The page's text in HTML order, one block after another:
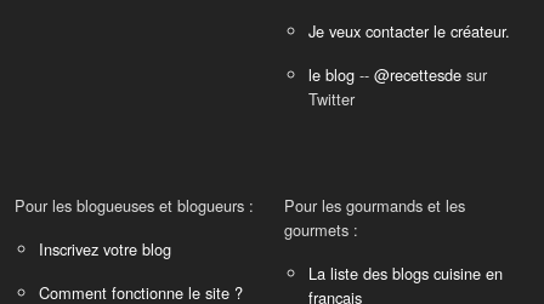
Je veux contacter le créateur.
le blog -- @recettesde sur
Twitter
Pour les blogueuses et blogueurs :
Inscrivez votre blog
Comment fonctionne le site ?
Pour les gourmands et les
gourmets :
La liste des blogs cuisine en
français